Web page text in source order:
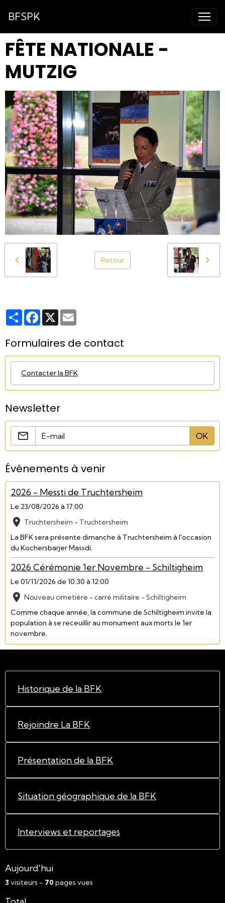
BFSPK
FÊTE NATIONALE -
MUTZIG
Retour
PartagerFacebook
X
Formulaires de contact
Contacter la BFK
Newsletter
OK
Événements à venir
2026 - Messti de Truchtersheim
Le 23/08/2026 à 17:00
Truchtersheim - Truchtersheim
La BFK sera présente dimanche à Truchtersheim à l'occasion
du Kochersbarjer Massdi.
2026 Cérémonie 1er Novembre - Schiltigheim
Le 01/11/2026 de 10:30 à 12:00
Nouveau cimetière - carré militaire - Schiltigheim
Comme chaque année, la commune de Schiltigheim invite la
population à se receuillir au monument aux morts le 1er
novembre.
Historique de la BFK
Rejoindre La BFK
Présentation de la BFK
Situation géographique de la BFK
Interviews et reportages
Aujourd'hui
3 visiteurs - 70 pages vues